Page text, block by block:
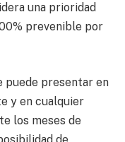
una prioridad
prevenible por
puede presentar en
y en cualquier
los meses de